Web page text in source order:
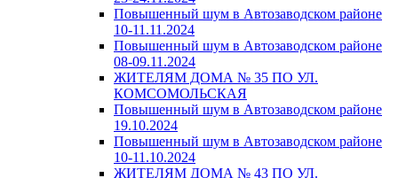
Повышенный шум в Автозаводском районе
10-11.11.2024
Повышенный шум в Автозаводском районе
08-09.11.2024
ЖИТЕЛЯМ ДОМА № 35 ПО УЛ.
КОМСОМОЛЬСКАЯ
Повышенный шум в Автозаводском районе
19.10.2024
Повышенный шум в Автозаводском районе
10-11.10.2024
ЖИТЕЛЯМ ДОМА № 43 ПО УЛ.